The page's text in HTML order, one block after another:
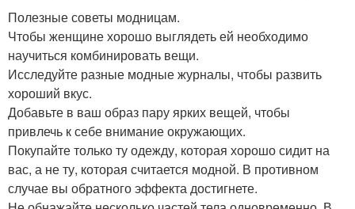
Полезные советы модницам.
Чтобы женщине хорошо выглядеть ей необходимо
научиться комбинировать вещи.
Исследуйте разные модные журналы, чтобы развить
хороший вкус.
Добавьте в ваш образ пару ярких вещей, чтобы
привлечь к себе внимание окружающих.
Покупайте только ту одежду, которая хорошо сидит на
вас, а не ту, которая считается модной. В противном
случае вы обратного эффекта достигнете.